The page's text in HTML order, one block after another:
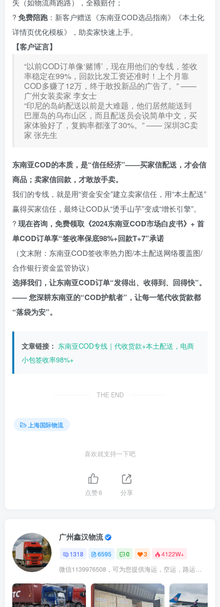
失（如物流商跑路），全额赔付；
?免费陪跑：新客户赠送《东南亚COD选品指南》《本土化
详情页优化模板》，助卖家快速上手。
【客户证言】
“以前COD订单像‘赌博’，现在用他们的专线，签收
率稳定在99%，回款比发工资还准时！上个月靠
COD多赚了12万，终于敢投新品的广告了。” ——
广州女装卖家 李女士
“印尼的岛屿配送以前是大难题，他们居然能送到
巴厘岛的乌布山区，而且配送员会说简单中文，买
家体验好了，复购率都涨了30%。” —— 深圳3C卖
家 张先生
东南亚COD的本质，是“信任经济”——买家信配送，才会信
商品；卖家信回款，才敢放手卖。
我们的专线，就是用“资金安全”建立卖家信任，用“本土配送”
赢得买家信任，最终让COD从“烫手山芋”变成“增长引擎”。
?现在咨询，免费领取《2024东南亚COD市场白皮书》+ 首
单COD订单享“签收率保底98%+回款T+7”承诺
（文末附：东南亚COD签收率热力图/本土配送网络覆盖图/
合作银行资金监管协议）
选择我们，让东南亚COD订单“发得出、收得到、回得快”。
—— 您深耕东南亚的“COD护航者”，让每一笔代收货款都
“落袋为安”。
文章链接： 东南亚COD专线｜代收货款+本土配送，电商
小包签收率98%+
THE END
上海国际物流
喜欢就支持一下吧
点赞6 分享
广州鑫汉物流
1318 6595 0 3 4122W+
微信1139976508，可为您提供海运，空运，路运，铁路运输